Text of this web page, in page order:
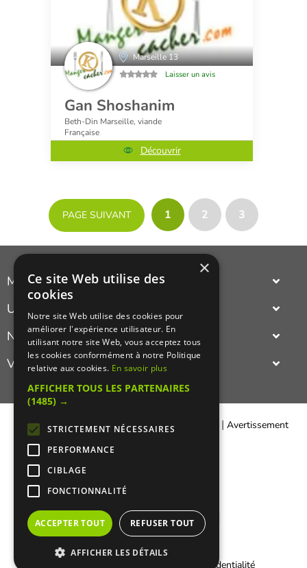
Marseille 13
Laisser un avis
Gan Shoshanim
Beth-Din Marseille, viande
Française
Découvrir
PAGE SUIVANT 1 2 3
Manger Cacher
Cacher c'est quoi ?
Liens utiles
Qui sommes-nous ?
Presse
Recettes cachères
Un annuaire
complet et actualisé des adresses cacher Paris ou province
(restaurant cacher, épicerie cacher,traiteur cacher
Nouveautés du cacher
Le nouveau restaurant ashkenaze cacher,indien cacher
oriental
cacher,asiatique cacher, gastronomiquie cacher
israelien cacher, italien cacherou même le nouveau restaurant
cacher americain
Visualisez
en photos unrestaurant cacher(restaurant casher).
Sympa de pouvoir découvrir le cadre et l'ambiance d'un
Contacter Manger cacher|Qui sommes-nous ? | Avertissement
Charte de confidentialité
×
Ce site Web utilise des
cookies
Notre site Web utilise des cookies pour
améliorer l'expérience utilisateur. En
utilisant notre site Web, vous acceptez tous
les cookies conformément à notre Politique
relative aux cookies. En savoir plus
AFFICHER TOUS LES PARTENAIRES
(1485) →
STRICTEMENT NÉCESSAIRES
PERFORMANCE
CIBLAGE
FONCTIONNALITÉ
ACCEPTER TOUT REFUSER TOUT
AFFICHER LES DÉTAILS